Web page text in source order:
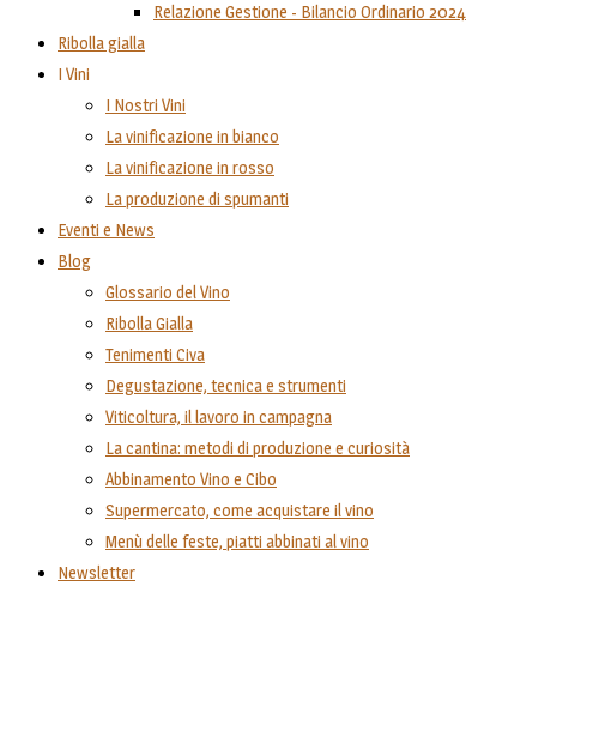
Relazione Gestione - Bilancio Ordinario 2024
Ribolla gialla
I Vini
I Nostri Vini
La vinificazione in bianco
La vinificazione in rosso
La produzione di spumanti
Eventi e News
Blog
Glossario del Vino
Ribolla Gialla
Tenimenti Civa
Degustazione, tecnica e strumenti
Viticoltura, il lavoro in campagna
La cantina: metodi di produzione e curiosità
Abbinamento Vino e Cibo
Supermercato, come acquistare il vino
Menù delle feste, piatti abbinati al vino
Newsletter